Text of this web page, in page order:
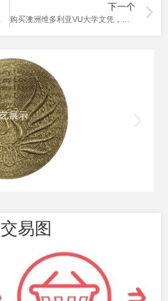
棚！
下一个
购买澳洲维多利亚VU大学文凭，成就国际就业新篇章！
展示
易图